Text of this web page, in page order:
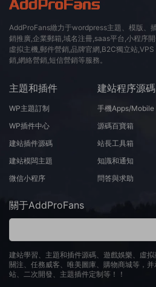
AddProFans緻力于wordpress主題、模版、
銷推廣,企業郵箱,域名注冊,saas平台,小程序
虛拟主機,郵件營銷,品牌官網,B2C獨立站
銷,網絡營銷,短信營銷等服務。
主題和插件
WP主題訂制
WP插件中心
建站插件源碼
建站模闆主題
微信小程序
建站程序源碼
手機Apps/Mobile
源碼百寶箱
站長工具箱
知識和通知
問答與求助
關于AddProFans
建站學習、主題和插件源碼、遊戲娛樂、虛
關注、任務威客、唯美圖庫、購物商城等，
站、二次開發、主題插件定制等！！